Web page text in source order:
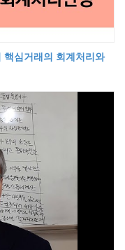
심거래의 회계처리와